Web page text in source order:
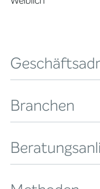
Branchen